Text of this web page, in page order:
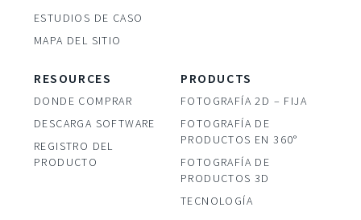
ESTUDIOS DE CASO
MAPA DEL SITIO
RESOURCES
DONDE COMPRAR
DESCARGA SOFTWARE
REGISTRO DEL
PRODUCTO
PRODUCTS
FOTOGRAFÍA 2D – FIJA
FOTOGRAFÍA DE
PRODUCTOS EN 360°
FOTOGRAFÍA DE
PRODUCTOS 3D
TECNOLOGÍA